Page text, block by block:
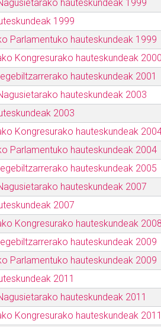
hauteskundeak 1999
1999
Parlamentuko hauteskundeak 1999
Kongresurako hauteskundeak 2000
hauteskundeak 2001
hauteskundeak 2003
2003
Kongresurako hauteskundeak
Parlamentuko hauteskundeak 2004
hauteskundeak 2005
hauteskundeak 2007
2007
Kongresurako hauteskundeak 2008
hauteskundeak 2009
Parlamentuko hauteskundeak 2009
2011
hauteskundeak 2011
Kongresurako hauteskundeak 2011